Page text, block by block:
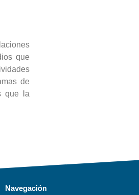
que
de
que la
Navegación